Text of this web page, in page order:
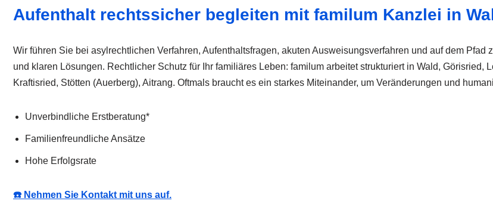
Aufenthalt rechtssicher begleiten mit familum Kanzlei in
Wir führen Sie bei asylrechtlichen Verfahren, Aufenthaltsfragen, akuten Ausweisungsverfahren und auf dem
und klaren Lösungen. Rechtlicher Schutz für Ihr familiäres Leben: familum arbeitet strukturiert in Wald,
Kraftisried, Stötten (Auerberg), Aitrang. Oftmals braucht es ein starkes Miteinander, um Veränderungen und
Unverbindliche Erstberatung*
Familienfreundliche Ansätze
Hohe Erfolgsrate
☎️ Nehmen Sie Kontakt mit uns auf.